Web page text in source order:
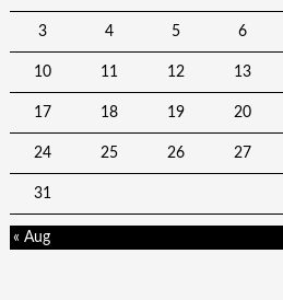
3 4 5 6
10 11 12 13
17 18 19 20
24 25 26 27
31
« Aug